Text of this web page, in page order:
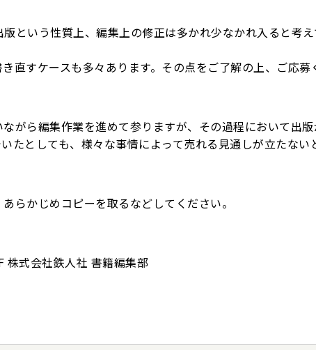
という性質上、編集上の修正は多かれ少なかれ入ると考え
直すケースも多々あります。その点をご了解の上、ご応募
がら編集作業を進めて参りますが、その過程において出版
たとしても、様々な事情によって売れる見通しが立たない
らかじめコピーを取るなどしてください。
式会社鉄人社 書籍編集部